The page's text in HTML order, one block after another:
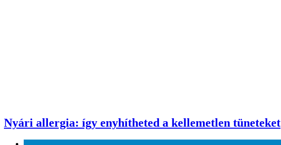
Nyári allergia: így enyhítheted a kellemetlen tüneteket